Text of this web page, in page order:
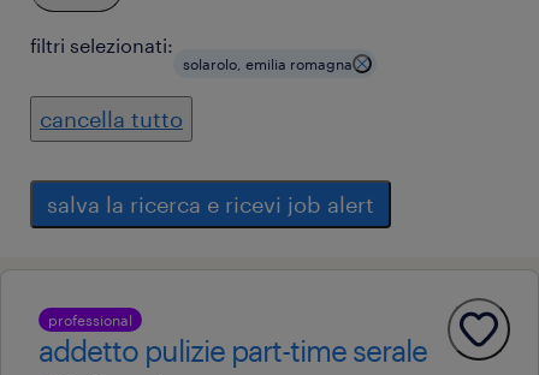
filtri selezionati:
solarolo, emilia romagna
cancella tutto
salva la ricerca e ricevi job alert
professional
addetto pulizie part-time serale